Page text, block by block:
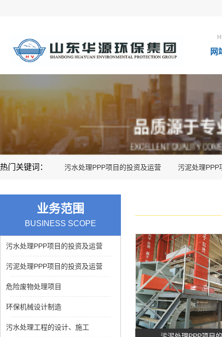
网
热门关键词： 污水处理PPP项目的投资及运营 污泥处理PPP
业务范围
BUSINESS SCOPE
污水处理PPP项目的投资及运营
污泥处理PPP项目的投资及运营
危险废物处理项目
环保机械设计制造
污水处理工程的设计、施工